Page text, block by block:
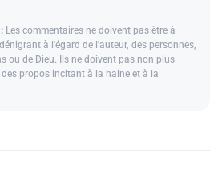
Les commentaires ne doivent pas être à
à l'égard de l'auteur, des personnes,
ou de Dieu. Ils ne doivent pas non plus
propos incitant à la haine et à la